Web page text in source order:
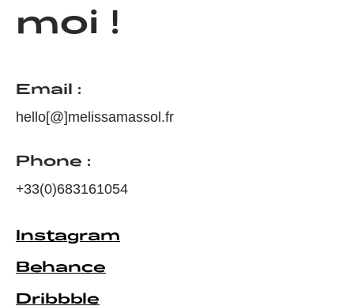
moi !
Email :
hello[@]melissamassol.fr
Phone :
+33(0)683161054
Instagram
Behance
Dribbble